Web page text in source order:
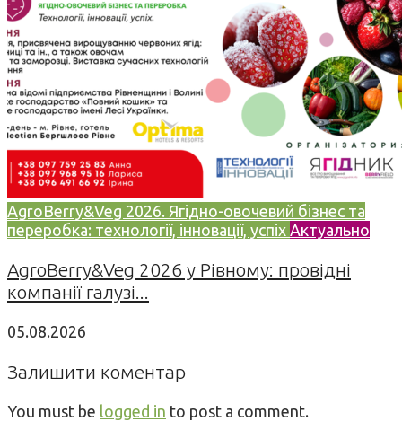
AgroBerry&Veg 2026. Ягідно-овочевий бізнес та
переробка: технології, інновації, успіх Актуально
AgroBerry&Veg 2026 у Рівному: провідні
компанії галузі...
05.08.2026
Залишити коментар
You must be logged in to post a comment.